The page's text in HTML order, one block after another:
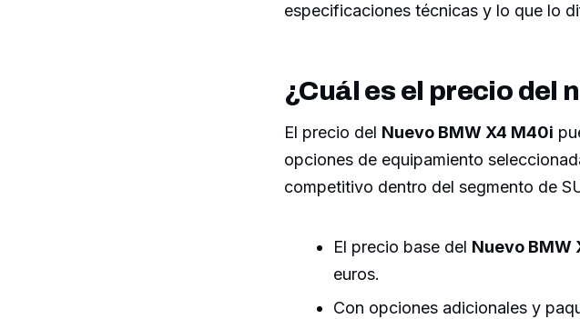
especificaciones técnicas y lo que lo
¿Cuál es el precio del
El precio del Nuevo BMW X4 M40i
opciones de equipamiento
competitivo dentro del segmento de
El precio base del Nuevo BMW
euros.
Con opciones adicionales y